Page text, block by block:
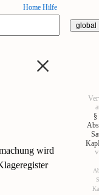
Home Hilfe
×
wird
§